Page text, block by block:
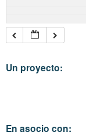
Un proyecto:
En asocio con: